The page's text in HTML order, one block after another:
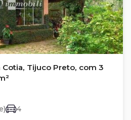
Cotia, Tijuco Preto, com 3
4